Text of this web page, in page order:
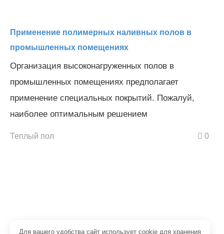
Применение полимерных наливных полов в
промышленных помещениях
Организация высоконагруженных полов в
промышленных помещениях предполагает
применение специальных покрытий. Пожалуй,
наиболее оптимальным решением
Теплый пол 0
Для вашего удобства сайт использует cookie для хранения